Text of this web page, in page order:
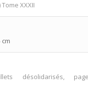
XXXII
cm
désolidarisés,